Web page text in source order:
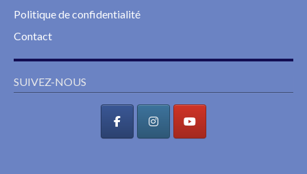
Politique de confidentialité
Contact
SUIVEZ-NOUS